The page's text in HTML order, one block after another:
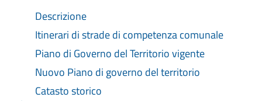
Descrizione
Itinerari di strade di competenza comunale
Piano di Governo del Territorio vigente
Nuovo Piano di governo del territorio
Catasto storico